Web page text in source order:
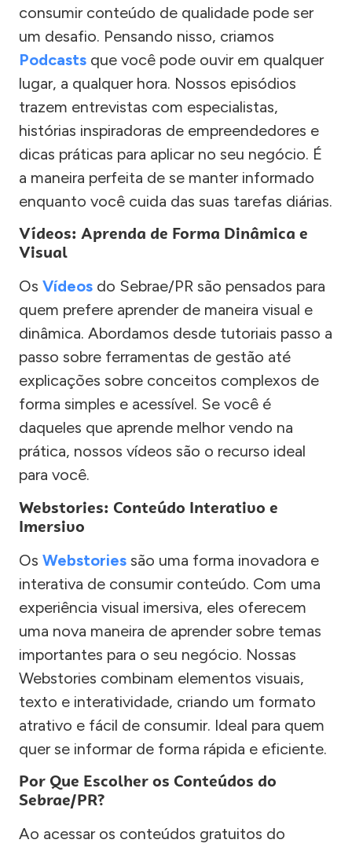
consumir conteúdo de qualidade pode ser
um desafio. Pensando nisso, criamos
Podcasts que você pode ouvir em qualquer
lugar, a qualquer hora. Nossos episódios
trazem entrevistas com especialistas,
histórias inspiradoras de empreendedores e
dicas práticas para aplicar no seu negócio. É
a maneira perfeita de se manter informado
enquanto você cuida das suas tarefas diárias.
Vídeos: Aprenda de Forma Dinâmica e
Visual
Os Vídeos do Sebrae/PR são pensados para
quem prefere aprender de maneira visual e
dinâmica. Abordamos desde tutoriais passo a
passo sobre ferramentas de gestão até
explicações sobre conceitos complexos de
forma simples e acessível. Se você é
daqueles que aprende melhor vendo na
prática, nossos vídeos são o recurso ideal
para você.
Webstories: Conteúdo Interativo e
Imersivo
Os Webstories são uma forma inovadora e
interativa de consumir conteúdo. Com uma
experiência visual imersiva, eles oferecem
uma nova maneira de aprender sobre temas
importantes para o seu negócio. Nossas
Webstories combinam elementos visuais,
texto e interatividade, criando um formato
atrativo e fácil de consumir. Ideal para quem
quer se informar de forma rápida e eficiente.
Por Que Escolher os Conteúdos do
Sebrae/PR?
Ao acessar os conteúdos gratuitos do